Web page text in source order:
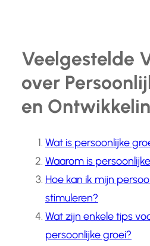
Veelgestelde
over
en
Wat is persoonlijke
Waarom is
Hoe kan ik mijn
stimuleren?
Wat zijn enkele tips
persoonlijke groei?